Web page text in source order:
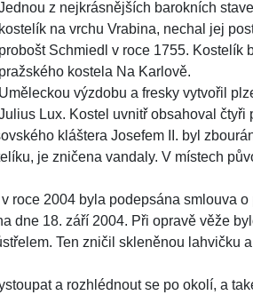
z nejkrásnějších barokních
kostelík na vrchu Vrabina, nechal jej
probošt Schmiedl v roce 1755. Kostelík
pražského kostela Na Karlově.
Uměleckou výzdobu a fresky vytvořil
Lux. Kostel uvnitř obsahoval čtyři
kláštera Josefem II. byl
je zničena vandaly. V místech
roce 2004 byla podepsána smlouva o
dne 18. září 2004. Při opravě věže
Ten zničil skleněnou lahvičku
a rozhlédnout se po okolí, a